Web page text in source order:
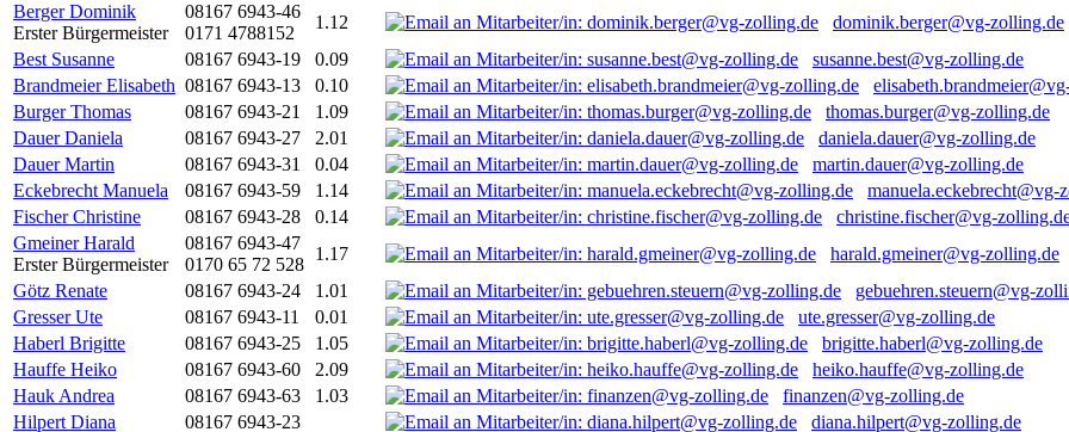
Berger Dominik
Erster Bürgermeister
08167 6943-46
0171 4788152
1.12
dominik.berger@vg-zolling.de
Best Susanne
08167 6943-19 0.09
susanne.best@vg-zolling.de
Brandmeier Elisabeth 08167 6943-13 0.10
Burger Thomas
08167 6943-21 1.09
thomas.burger@vg-zolling.de
Dauer Daniela
08167 6943-27 2.01
daniela.dauer@vg-zolling.de
Dauer Martin
08167 6943-31 0.04
martin.dauer@vg-zolling.de
Eckebrecht Manuela
08167 6943-59 1.14
manuela.eckebrecht@vg-
Fischer Christine
08167 6943-28 0.14
christine.fischer@vg-
Gmeiner Harald
Erster Bürgermeister
08167 6943-47
0170 65 72 528
1.17
harald.gmeiner@vg-zolling.de
Götz Renate
08167 6943-24 1.01
gebuehren.steuern@vg-
Gresser Ute
08167 6943-11 0.01
ute.gresser@vg-zolling.de
Haberl Brigitte
08167 6943-25 1.05
brigitte.haberl@vg-zolling.de
Hauffe Heiko
08167 6943-60 2.09
heiko.hauffe@vg-zolling.de
Hauk Andrea
08167 6943-63 1.03
finanzen@vg-zolling.de
Hilpert Diana
08167 6943-23
diana.hilpert@vg-zolling.de